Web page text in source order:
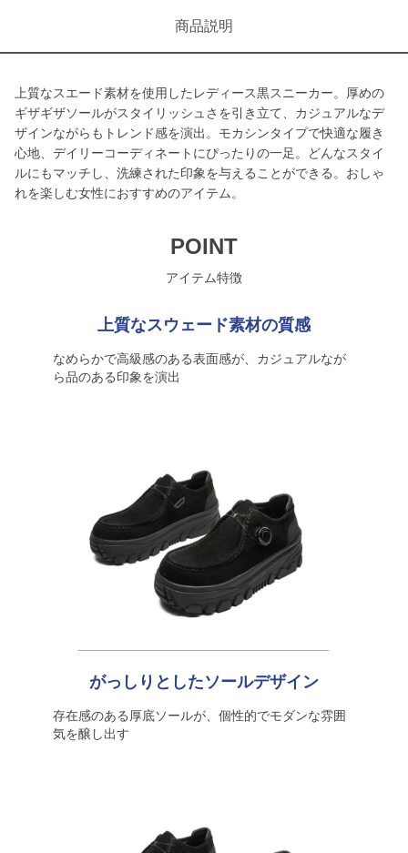
商品説明
上質なスエード素材を使用したレディース黒スニーカー。厚めの
ギザギザソールがスタイリッシュさを引き立て、カジュアルなデ
ザインながらもトレンド感を演出。モカシンタイプで快適な履き
心地、デイリーコーディネートにぴったりの一足。どんなスタイ
ルにもマッチし、洗練された印象を与えることができる。おしゃ
れを楽しむ女性におすすめのアイテム。
POINT
アイテム特徴
上質なスウェード素材の質感
なめらかで高級感のある表面感が、カジュアルなが
ら品のある印象を演出
がっしりとしたソールデザイン
存在感のある厚底ソールが、個性的でモダンな雰囲
気を醸し出す